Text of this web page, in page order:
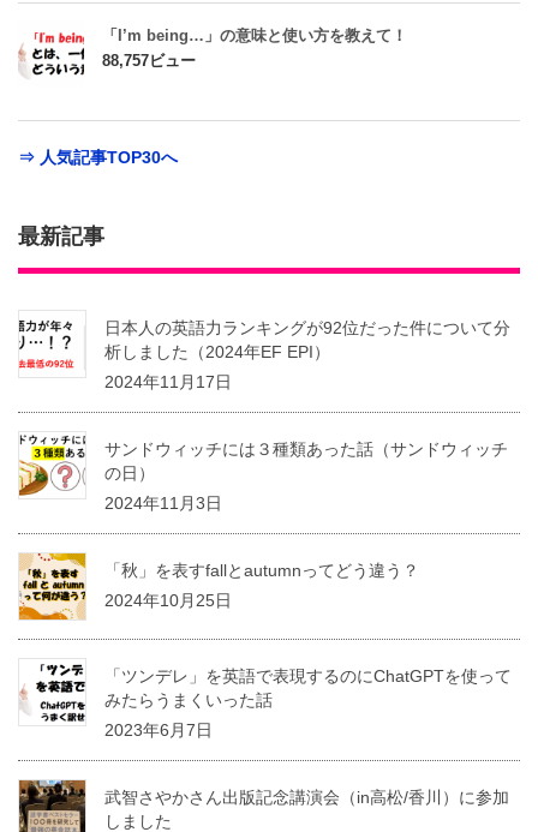
「I’m being…」の意味と使い方を教えて！
88,757ビュー
⇒ 人気記事TOP30へ
最新記事
日本人の英語力ランキングが92位だった件について分
析しました（2024年EF EPI）
2024年11月17日
サンドウィッチには３種類あった話（サンドウィッチ
の日）
2024年11月3日
「秋」を表すfallとautumnってどう違う？
2024年10月25日
「ツンデレ」を英語で表現するのにChatGPTを使って
みたらうまくいった話
2023年6月7日
武智さやかさん出版記念講演会（in高松/香川）に参加
しました